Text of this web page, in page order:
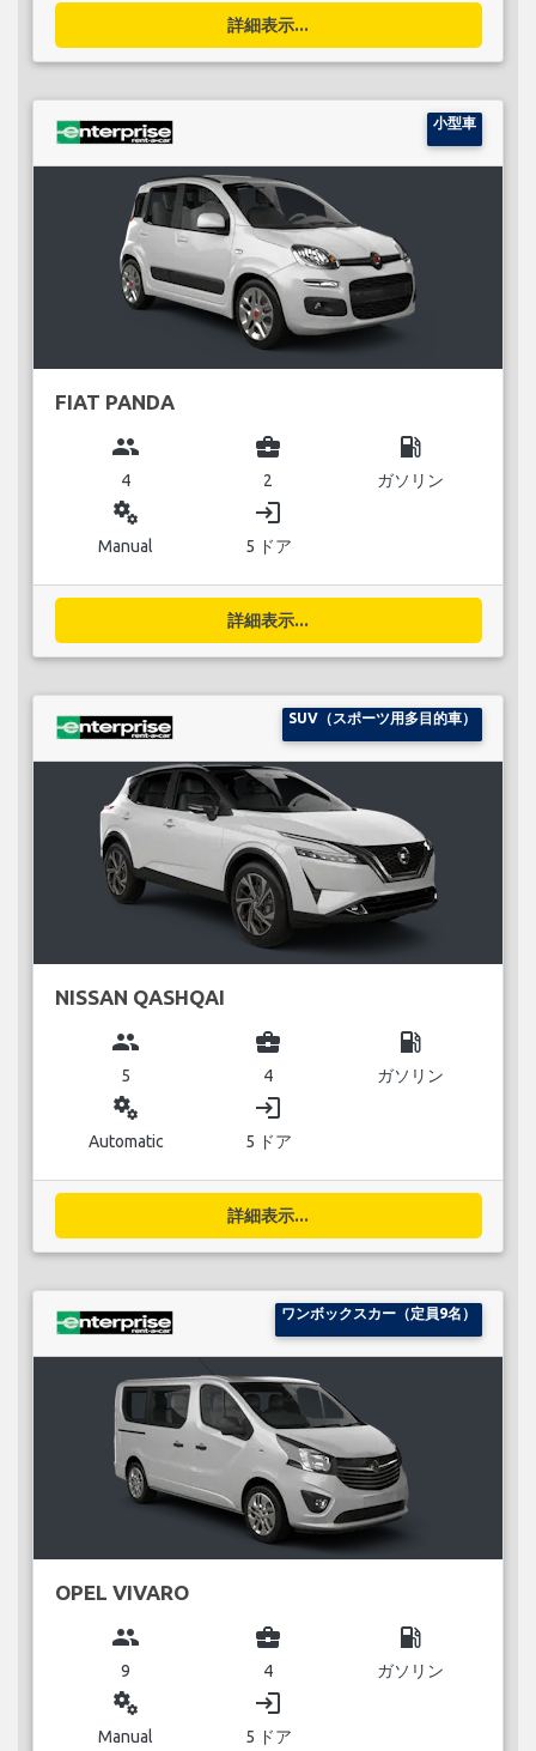
詳細表示...
小型車
FIAT PANDA
group
4
business_center
2
local_gas_station
ガソリン
miscellaneous_services
Manual
login
5 ドア
詳細表示...
SUV（スポーツ用多目的車）
NISSAN QASHQAI
group
5
business_center
4
local_gas_station
ガソリン
miscellaneous_services
Automatic
login
5 ドア
詳細表示...
ワンボックスカー（定員9名）
OPEL VIVARO
group
9
business_center
4
local_gas_station
ガソリン
miscellaneous_services
Manual
login
5 ドア